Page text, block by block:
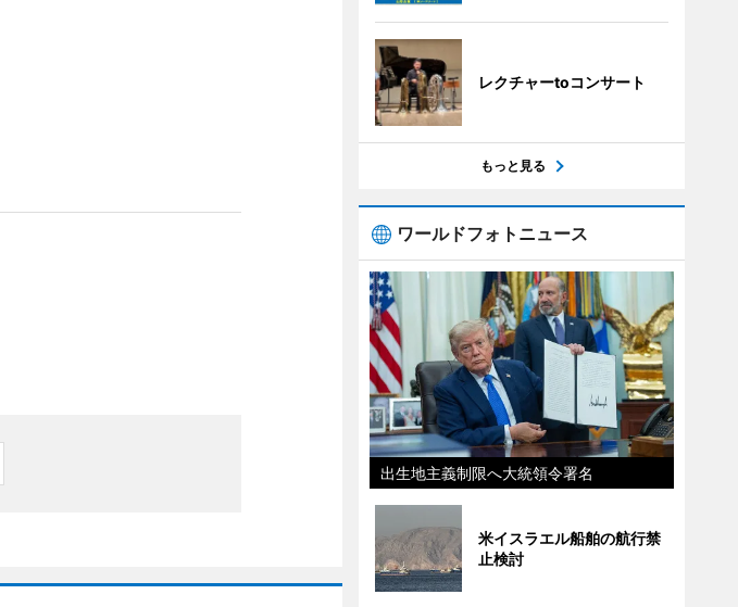
レクチャーtoコンサート
もっと見る
ワールドフォトニュース
出生地主義制限へ大統領令署名
米イスラエル船舶の航行禁
止検討